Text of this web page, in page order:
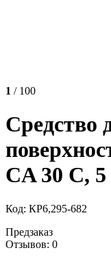
1 / 100
Средство
CA 30 C,
Код: КР6,295-682
Предзаказ
Отзывов: 0